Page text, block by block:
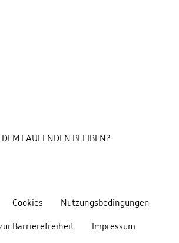
Cookies Nutzungsbedingungen
Barrierefreiheit Impressum
LAUFENDEN BLEIBEN?